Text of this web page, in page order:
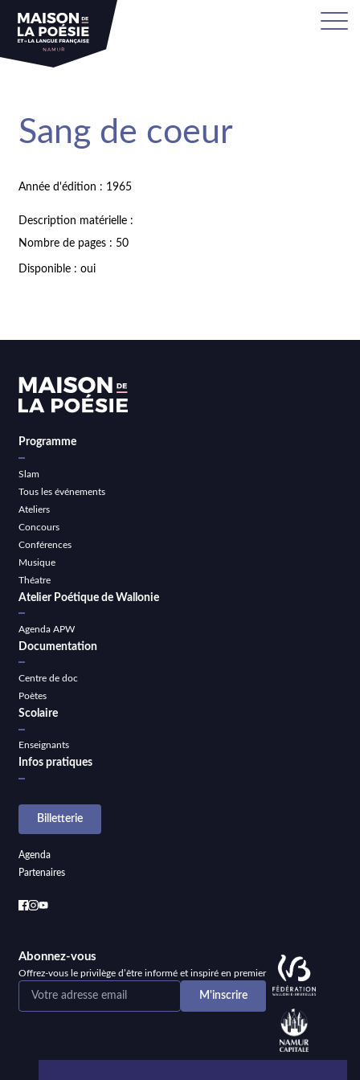
Sang de coeur
Année d'édition : 1965
Description matérielle :
Nombre de pages : 50
Disponible : oui
Programme
Slam
Tous les événements
Ateliers
Concours
Conférences
Musique
Théatre
Atelier Poétique de Wallonie
Agenda APW
Documentation
Centre de doc
Poètes
Scolaire
Enseignants
Infos pratiques
Billetterie
Agenda
Partenaires
Abonnez-vous
Offrez-vous le privilège d’être informé et inspiré en premier